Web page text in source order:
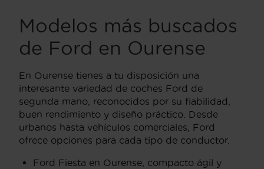
Modelos más buscados
de Ford en Ourense
En Ourense tienes a tu disposición una
interesante variedad de coches Ford de
segunda mano, reconocidos por su fiabilidad,
buen rendimiento y diseño práctico. Desde
urbanos hasta vehículos comerciales, Ford
ofrece opciones para cada tipo de conductor.
Ford Fiesta en Ourense, compacto ágil y